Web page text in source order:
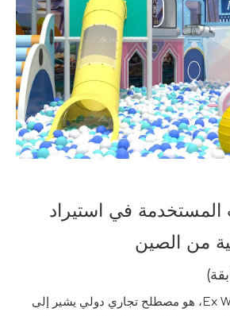
المستخدمة في استيراد
من الصين
EXW، أو Ex Works، هو مصطلح تجاري دولي يشير إلى